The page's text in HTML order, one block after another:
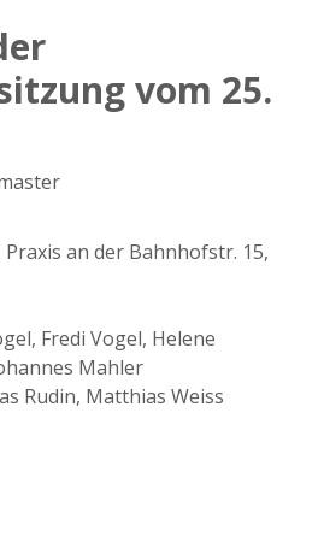
vom 25.
Praxis an der Bahnhofstr. 15,
Fredi Vogel, Helene
Mahler
Rudin, Matthias Weiss